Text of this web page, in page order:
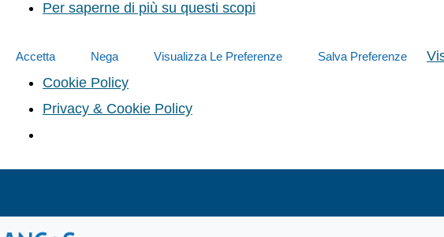
Per saperne di più su questi scopi
Accetta Nega Visualizza Le Preferenze Salva Preferenze
Cookie Policy
Privacy & Cookie Policy